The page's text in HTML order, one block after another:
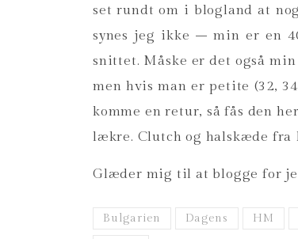
set rundt om i blogland at
synes jeg ikke – min er en
snittet. Måske er det også
men hvis man er petite (32,
komme en retur, så fås den
lækre. Clutch og halskæde fra
Glæder mig til at blogge for
Bulgarien Dagens HM